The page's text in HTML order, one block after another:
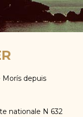
Morís depuis
nationale N 632